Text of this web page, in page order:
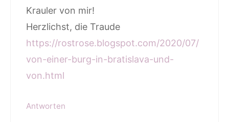
Krauler von mir!
Herzlichst, die Traude
https://rostrose.blogspot.com/2020/07/
von-einer-burg-in-bratislava-und-
von.html
Antworten